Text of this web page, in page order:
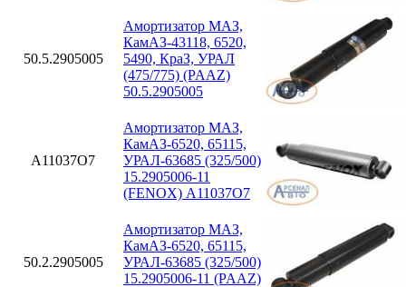
50.5.2905005
Амортизатор МАЗ,
КамАЗ-43118, 6520,
5490, КраЗ, УРАЛ
(475/775) (PAAZ)
50.5.2905005
A11037O7
Амортизатор МАЗ,
КамАЗ-6520, 65115,
УРАЛ-63685 (325/500)
15.2905006-11
(FENOX) A11037O7
50.2.2905005
Амортизатор МАЗ,
КамАЗ-6520, 65115,
УРАЛ-63685 (325/500)
15.2905006-11 (PAAZ)